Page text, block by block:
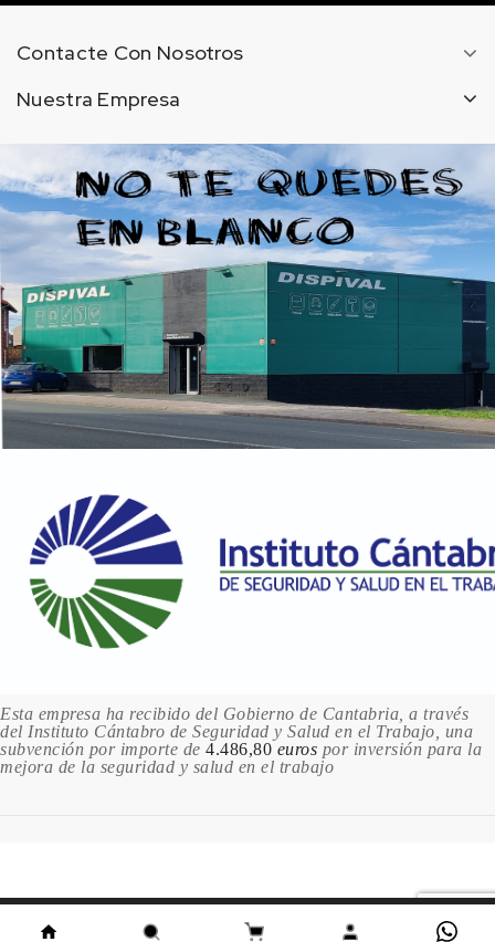
Contacte Con Nosotros
Nuestra Empresa
Esta empresa ha recibido del Gobierno de Cantabria, a través
del Instituto Cántabro de Seguridad y Salud en el Trabajo, una
subvención por importe de 4.486,80 euros por inversión para la
mejora de la seguridad y salud en el trabajo
Este sitio utiliza cookies. Al continuar usando este sitio,